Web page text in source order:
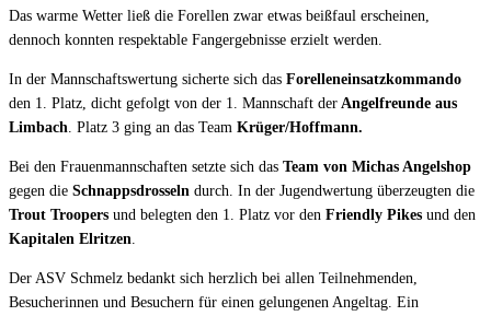
Das warme Wetter ließ die Forellen zwar etwas beißfaul erscheinen,
dennoch konnten respektable Fangergebnisse erzielt werden.
In der Mannschaftswertung sicherte sich das Forelleneinsatzkommando
den 1. Platz, dicht gefolgt von der 1. Mannschaft der Angelfreunde aus
Limbach . Platz 3 ging an das Team Krüger/Hoffmann.
Bei den Frauenmannschaften setzte sich das Team von Michas Angelshop
gegen die Schnappsdrosseln durch. In der Jugendwertung überzeugten die
Trout Troopers und belegten den 1. Platz vor den Friendly Pikes und den
Kapitalen Elritzen
Der ASV Schmelz bedankt sich herzlich bei allen Teilnehmenden,
Besucherinnen und Besuchern für einen gelungenen Angeltag. Ein